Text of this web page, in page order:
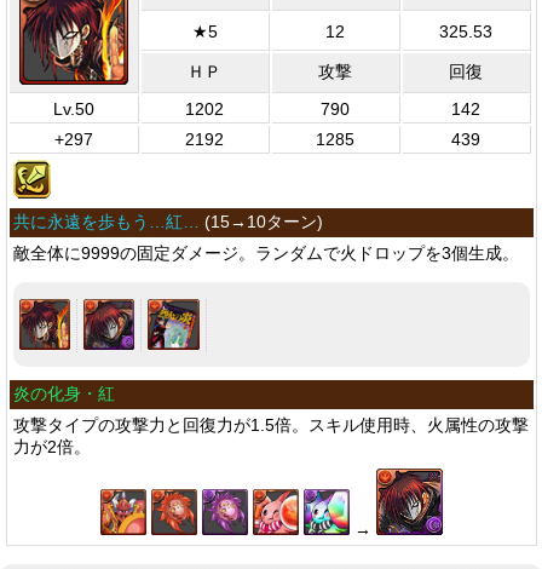
★5 12 325.53
ＨＰ 攻撃
回復
Lv.50
1202 790
142
+297
2192 1285 439
共に永遠を歩もう…紅… (15→10ターン)
敵全体に9999の固定ダメージ。ランダムで火ドロップを3個生成。
炎の化身・紅
攻撃タイプの攻撃力と回復力が1.5倍。スキル使用時、火属性の攻撃
力が2倍。
→